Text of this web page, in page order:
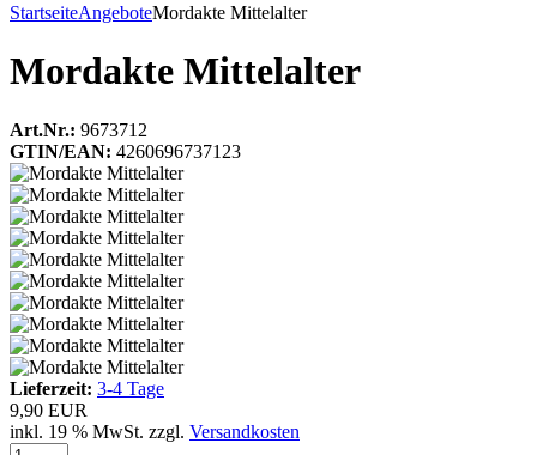
StartseiteAngeboteMordakte Mittelalter
Mordakte Mittelalter
Art.Nr.: 9673712
GTIN/EAN: 4260696737123
Lieferzeit: 3-4 Tage
9,90 EUR
inkl. 19 % MwSt. zzgl. Versandkosten